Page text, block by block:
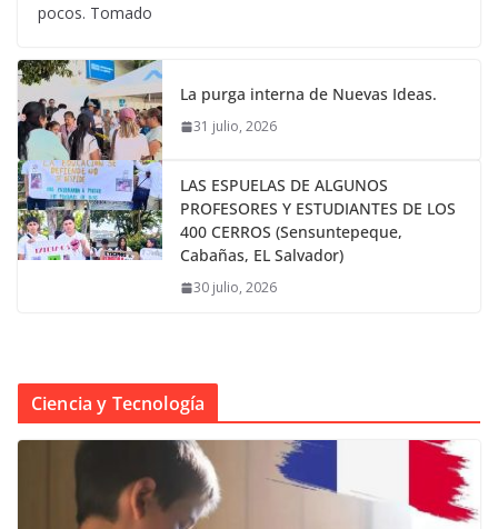
pocos. Tomado
La purga interna de Nuevas Ideas.
31 julio, 2026
LAS ESPUELAS DE ALGUNOS
PROFESORES Y ESTUDIANTES DE LOS
400 CERROS (Sensuntepeque,
Cabañas, EL Salvador)
30 julio, 2026
Ciencia y Tecnología